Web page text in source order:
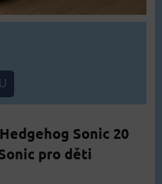
Sonic 20
pro děti